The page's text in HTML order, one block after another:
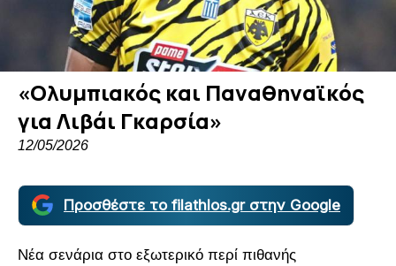
«Ολυμπιακός και Παναθηναϊκός
για Λιβάι Γκαρσία»
12/05/2026
Προσθέστε το filathlos.gr στην Google
Νέα σενάρια στο εξωτερικό περί πιθανής